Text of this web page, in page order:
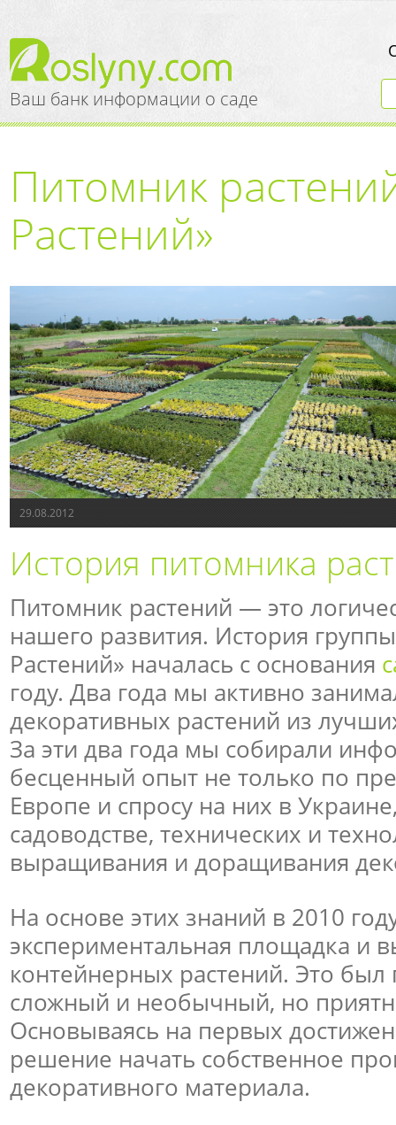
Ваш банк информации о саде
Питомник
Растений»
29.08.2012
История питомника
Питомник растений — это
нашего развития. История
Растений» началась с основания
году. Два года мы активно
декоративных растений из
За эти два года мы собирали
бесценный опыт не только по
Европе и спросу на них в
садоводстве, технических и
выращивания и доращивания
На основе этих знаний в 2010
экспериментальная площадка и
контейнерных растений. Это
сложный и необычный, но
Основываясь на первых
решение начать собственное
декоративного материала.